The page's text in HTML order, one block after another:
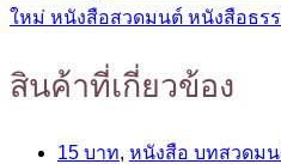
ใหม่ หนังสือสวดมนต์ หนังสือธร
สินค้าที่เกี่ยวข้อง
15 บาท, หนังสือ บทสวดม